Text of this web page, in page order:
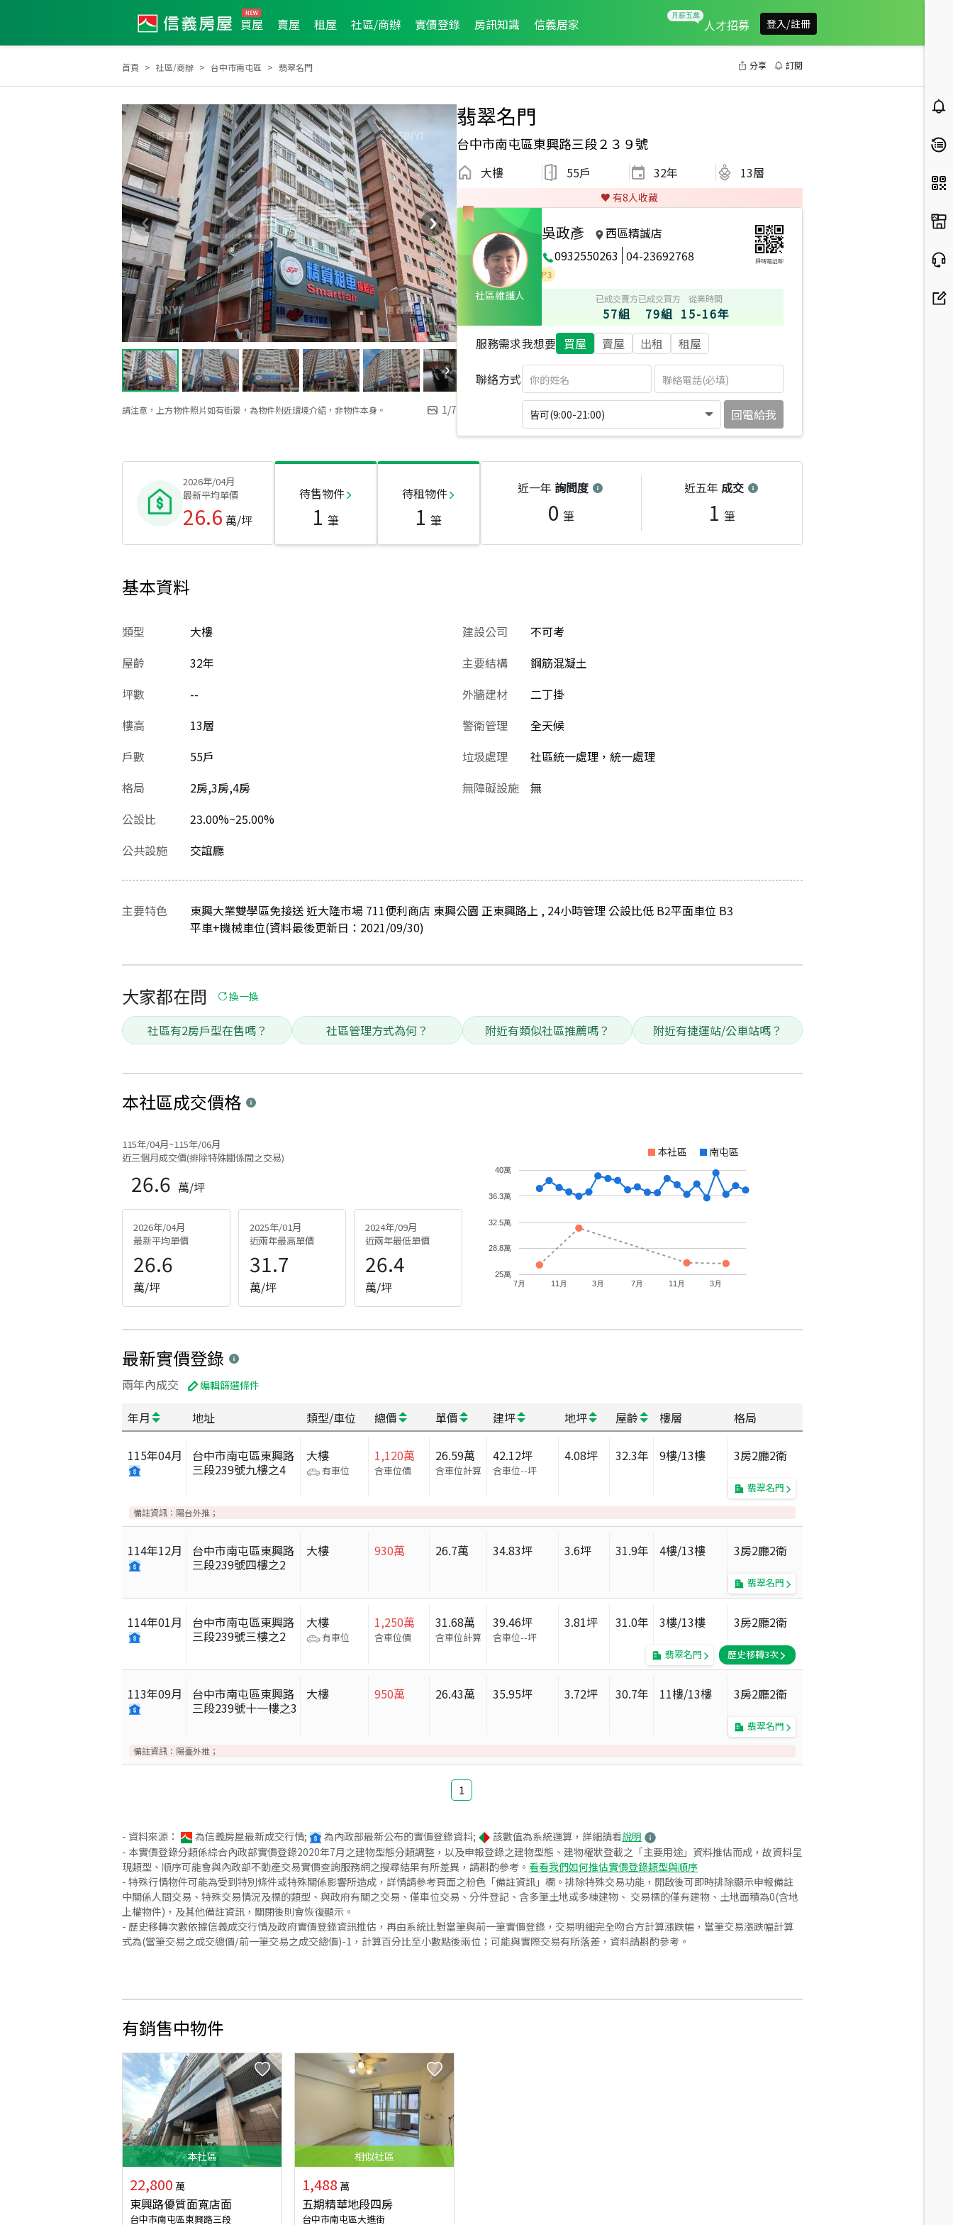
買屋 賣屋 租屋 社區/商辦 實價登錄 房訊知識 信義居家 人才招募 登入/註冊
首頁 社區/商辦 台中市南屯區 翡翠名門 分享 訂閱
請注意，上方物件照片如有街景，為物件附近環境介紹，非物件本身。 1/7
翡翠名門
台中市南屯區東興路三段２３９號
大樓 55戶 32年 13層
♥️ 有8人收藏
社區維護人
吳政彥
西區精誠店
0932550263 04-23692768 掃碼電話聊
土地達人 2011年新秀獎 2013年度服務品質獎 2013年第3季度服務品質獎
2023年2月區業績TOP3
已成交賣方
57組
已成交買方
79組
從業時間
15-16年
服務需求我想要 買屋 賣屋 出租 租屋
聯絡方式
皆可(9:00-21:00) 回電給我
2026年/04月
最新平均單價
26.6 萬/坪
待售物件
1 筆
待租物件
1 筆
近一年 詢問度
0 筆
近五年 成交
1 筆
基本資料
類型
大樓
屋齡
32年
坪數
--
樓高
13層
戶數
55戶
格局
2房,3房,4房
公設比
23.00%~25.00%
建設公司
不可考
主要結構
鋼筋混凝土
外牆建材
二丁掛
警衛管理
全天候
垃圾處理
社區統一處理，統一處理
無障礙設施
無
公共設施 交誼廳
主要特色
東興大業雙學區免接送 近大隆市場 711便利商店 東興公園 正東興路上 , 24小時管理 公設比低 B2平面車位 B3
平車+機械車位(資料最後更新日：2021/09/30)
大家都在問 換一換
社區有2房戶型在售嗎？ 社區管理方式為何？ 附近有類似社區推薦嗎？ 附近有捷運站/公車站嗎？
本社區成交價格
115年/04月~115年/06月
近三個月成交價(排除特殊關係間之交易)
26.6 萬/坪
2026年/04月
最新平均單價
26.6
萬/坪
2025年/01月
近兩年最高單價
31.7
萬/坪
2024年/09月
近兩年最低單價
26.4
萬/坪
本社區 南屯區
7月 11月 3月 7月 11月 3月
25萬
28.8萬
32.5萬
36.3萬
40萬
最新實價登錄
兩年內成交 編輯篩選條件
年月 地址 類型/車位 總價 單價 建坪 地坪 屋齡 樓層 格局
115年04月
台中市南屯區東興路
三段239號九樓之4
大樓
有車位
1,120萬
含車位價
26.59萬
含車位計算
42.12坪
含車位--坪
4.08坪 32.3年 9樓/13樓 3房2廳2衛
翡翠名門
備註資訊： 陽台外推；
114年12月
台中市南屯區東興路
三段239號四樓之2
大樓 930萬 26.7萬 34.83坪 3.6坪 31.9年 4樓/13樓 3房2廳2衛
翡翠名門
114年01月
台中市南屯區東興路
三段239號三樓之2
大樓
有車位
1,250萬
含車位價
31.68萬
含車位計算
39.46坪
含車位--坪
3.81坪 31.0年 3樓/13樓 3房2廳2衛
翡翠名門 歷史移轉3次
113年09月
台中市南屯區東興路
三段239號十一樓之3
大樓 950萬 26.43萬 35.95坪 3.72坪 30.7年 11樓/13樓 3房2廳2衛
翡翠名門
備註資訊： 陽臺外推；
1
- 資料來源： 為信義房屋最新成交行情; 為內政部最新公布的實價登錄資料; 該數值為系統運算，詳細請看說明
- 本實價登錄分類係綜合內政部實價登錄2020年7月之建物型態分類調整，以及申報登錄之建物型態、建物權狀登載之「主要用途」資料推估而成，故資料呈
現類型、順序可能會與內政部不動產交易實價查詢服務網之搜尋結果有所差異，請斟酌參考。 看看我們如何推估實價登錄類型與順序
- 特殊行情物件可能為受到特別條件或特殊關係影響所造成，詳情請參考頁面之粉色「備註資訊」欄。排除特殊交易功能，開啟後可即時排除顯示申報備註
中關係人間交易、特殊交易情況及標的類型、與政府有關之交易、僅車位交易、分件登記、含多筆土地或多棟建物、 交易標的僅有建物、土地面積為0(含地
上權物件)，及其他備註資訊，關閉後則會恢復顯示。
- 歷史移轉次數依據信義成交行情及政府實價登錄資訊推估，再由系統比對當筆與前一筆實價登錄，交易明細完全吻合方計算漲跌幅，當筆交易漲跌幅計算
式為(當筆交易之成交總價/前一筆交易之成交總價)-1，計算百分比至小數點後兩位；可能與實際交易有所落差，資料請斟酌參考。
有銷售中物件
本社區
22,800 萬
東興路優質面寬店面
台中市南屯區東興路三段
相似社區
1,488 萬
五期精華地段四房
台中市南屯區大進街